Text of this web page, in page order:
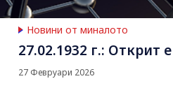
Новини от миналото
27.02.1932 г.: Открит
27 Февруари 2026